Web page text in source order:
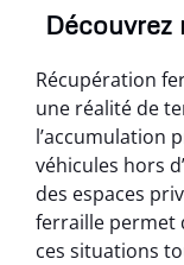
Découvrez
Récupération
une réalité de
l’accumulation
véhicules hors
des espaces
ferraille permet
ces situations